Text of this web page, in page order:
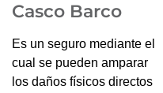
Casco Barco
Es un seguro mediante el
cual se pueden amparar
los daños físicos directos